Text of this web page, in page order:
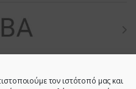
τον ιστότοπό μας και